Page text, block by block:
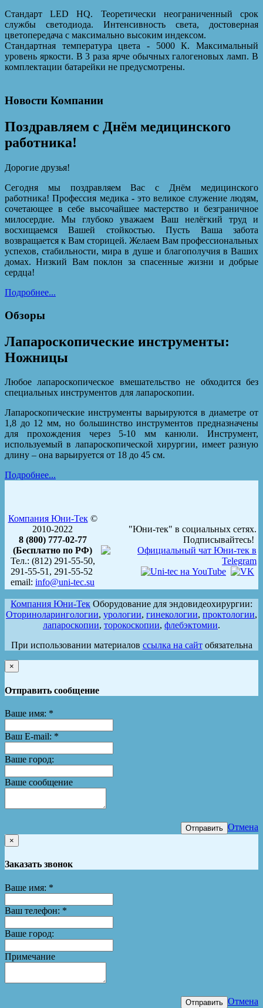
Стандарт LED HQ. Теоретически неограниченный срок
службы светодиода. Интенсивность света, достоверная
цветопередача с максимально высоким индексом.
Стандартная температура цвета - 5000 К. Максимальный
уровень яркости. В 3 раза ярче обычных галогеновых ламп. В
комплектации батарейки не предусмотрены.
Новости Компании
Поздравляем с Днём медицинского
работника!
Дорогие друзья!
Сегодня мы поздравляем Вас с Днём медицинского
работника! Профессия медика - это великое служение людям,
сочетающее в себе высочайшее мастерство и безграничное
милосердие. Мы глубоко уважаем Ваш нелёгкий труд и
восхищаемся Вашей стойкостью. Пусть Ваша забота
возвращается к Вам сторицей. Желаем Вам профессиональных
успехов, стабильности, мира в душе и благополучия в Ваших
домах. Низкий Вам поклон за спасенные жизни и добрые
сердца!
Подробнее...
Обзоры
Лапароскопические инструменты:
Ножницы
Любое лапароскопическое вмешательство не обходится без
специальных инструментов для лапароскопии.
Лапароскопические инструменты варьируются в диаметре от
1,8 до 12 мм, но большинство инструментов предназначены
для прохождения через 5-10 мм канюли. Инструмент,
используемый в лапароскопической хирургии, имеет разную
длину – она варьируется от 18 до 45 см.
Подробнее...
Компания Юни-Тек©
2010-2022
8 (800) 777-02-77
(Бесплатно по РФ)
Тел.: (812) 291-55-50,
291-55-51, 291-55-52
email: info@uni-tec.su
"Юни-тек" в социальных сетях.
Подписывайтесь!
Компания Юни-Тек Оборудование для эндовидеохирургии:
Оториноларингологии, урологии, гинекологии, проктологии,
лапароскопии, торокоскопии, флебэктомии.
При использовании материалов ссылка на сайтобязательна
×
Отправить сообщение
Ваше имя: *
Ваш E-mail: *
Ваше город:
Ваше сообщение
Отправить Отмена
×
Заказать звонок
Ваше имя: *
Ваш телефон: *
Ваше город:
Примечание
Отправить Отмена